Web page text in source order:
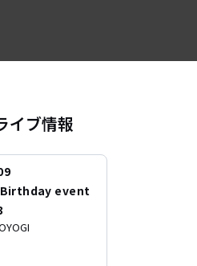
イブ情報
Birthday event